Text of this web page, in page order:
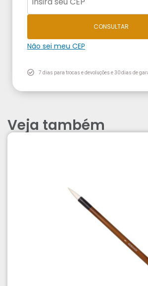
CONSULTAR
Não sei meu CEP
7 dias para trocas e devoluções e 30 dias de
Veja também